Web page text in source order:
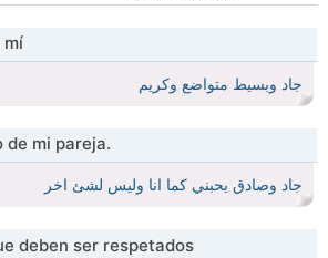
mí
جاد وبسيط متواضع وكريم
de mi pareja.
جاد وصادق يحبني كما انا وليس لشئ اخر
deben ser respetados